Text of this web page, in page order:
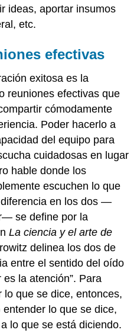
ideas, aportar insumos
etc.
efectivas
exitosa es la
reuniones efectivas que
cómodamente
Poder hacerlo a
del equipo para
cuidadosas en lugar
hable donde los
escuchen lo que
en los dos —
se define por la
La ciencia y el arte de
delinea los dos de
entre el sentido del oído
la atención”. Para
que se dice, entonces,
lo que se dice,
lo que se está diciendo.